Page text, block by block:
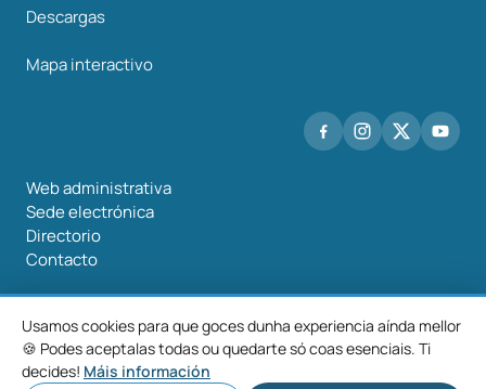
Descargas
Mapa interactivo
Web administrativa
Sede electrónica
Directorio
Contacto
©2026 Mancomunidade O Salnés
Aviso
Política de Política de Configurar
Usamos cookies para que goces dunha experiencia aínda mellor
🍪 Podes aceptalas todas ou quedarte só coas esenciais. Ti
decides! Máis información